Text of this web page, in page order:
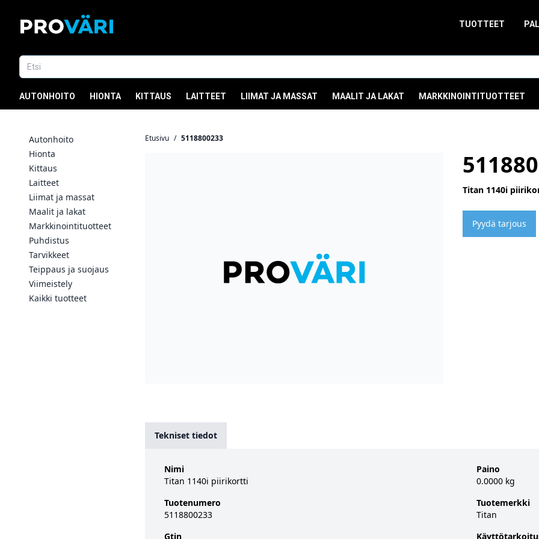
TUOTTEET
AUTONHOITO HIONTA KITTAUS LAITTEET LIIMAT JA MASSAT MAALIT JA LAKAT MARKKINOINTITUOTTEET
Autonhoito
Hionta
Kittaus
Laitteet
Liimat ja massat
Maalit ja lakat
Markkinointituotteet
Puhdistus
Tarvikkeet
Teippaus ja suojaus
Viimeistely
Kaikki tuotteet
Etusivu / 5118800233
Titan 1140i
Pyydä tarjous
Tekniset tiedot
Nimi
Titan 1140i piirikortti
Tuotenumero
5118800233
Gtin
Paino
0.0000 kg
Tuotemerkki
Titan